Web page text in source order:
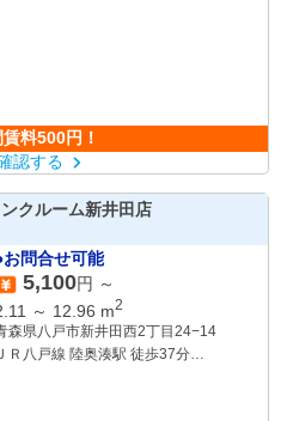
料500円！
認する
クルーム新井田店
お問合せ可能
5,100円 ～
～ 12.96 m2
森県八戸市新井田西2丁目24−14
ＪＲ八戸線 陸奥湊駅 徒歩37分